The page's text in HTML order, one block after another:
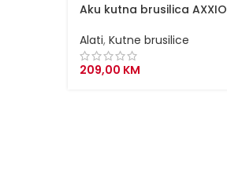
Aku kutna brusilica AXXIO
Alati, Kutne brusilice
209,00 KM